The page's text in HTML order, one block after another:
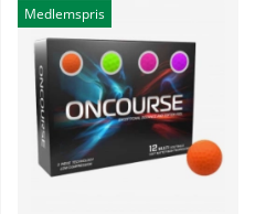
Medlemspris